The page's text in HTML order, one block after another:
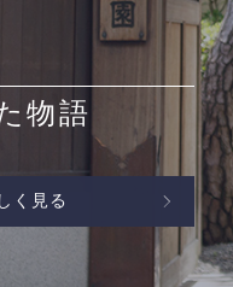
物語
く見る